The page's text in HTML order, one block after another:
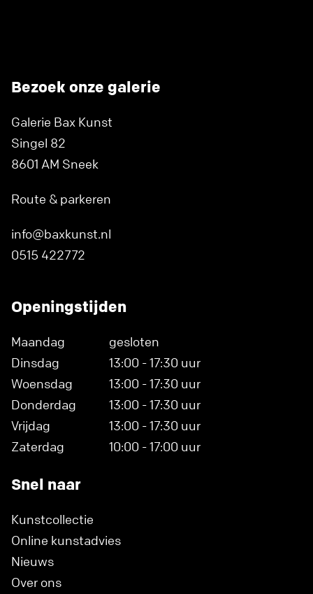
Bezoek onze galerie
Galerie Bax Kunst
Singel 82
8601 AM Sneek
Route & parkeren
info@baxkunst.nl
0515 422772
Openingstijden
Maandag
gesloten
Dinsdag
13:00 - 17:30 uur
Woensdag
13:00 - 17:30 uur
Donderdag
13:00 - 17:30 uur
Vrijdag
13:00 - 17:30 uur
Zaterdag
10:00 - 17:00 uur
Snel naar
Kunstcollectie
Online kunstadvies
Nieuws
Over ons